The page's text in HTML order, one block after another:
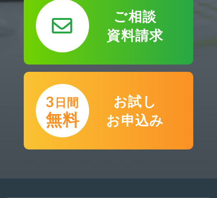
ご相談
資料請求
3 日間
無料
お試し
お申込み